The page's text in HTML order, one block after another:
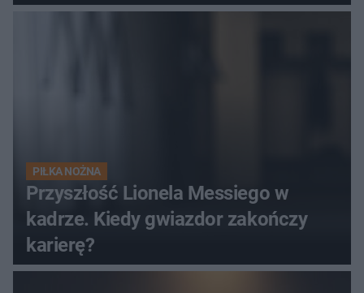
hit
PIŁKA NOŻNA
Przyszłość Lionela Messiego w
kadrze. Kiedy gwiazdor zakończy
karierę?